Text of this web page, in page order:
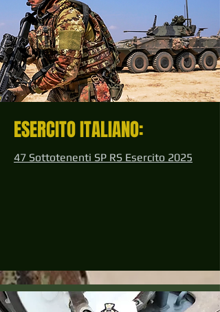
ESERCITO ITALIANO:
47 Sottotenenti SP RS Esercito 2025